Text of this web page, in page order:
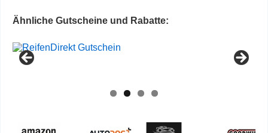
Ähnliche Gutscheine und Rabatte: